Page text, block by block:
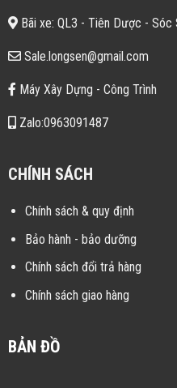
Bãi xe: QL3 - Tiên Dược - Sóc
Sale.longsen@gmail.com
Máy Xây Dựng - Công Trình
Zalo:0963091487
CHÍNH SÁCH
Chính sách & quy định
Bảo hành - bảo dưỡng
Chính sách đổi trả hàng
Chính sách giao hàng
BẢN ĐỒ